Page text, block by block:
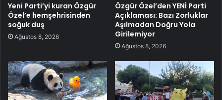
Yeni Parti’yi kuran Özgür
Özel’e hemşehrisinden
soğuk duş
Ağustos 8, 2026
Özgür Özel’den YENİ Parti
Açıklaması: Bazı Zorluklar
Aşılmadan Doğru Yola
Girilemiyor
Ağustos 8, 2026